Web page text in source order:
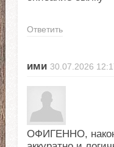
Ответить
ими 30.07.2026
ОФИГЕННО,